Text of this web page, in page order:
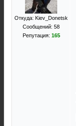
Откуда: Kiev_Donetsk
Сообщений: 58
Репутация: 165